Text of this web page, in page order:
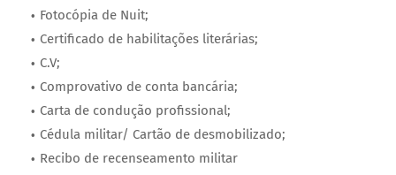
Fotocópia de Nuit;
Certificado de habilitações literárias;
C.V;
Comprovativo de conta bancária;
Carta de condução profissional;
Cédula militar/ Cartão de desmobilizado;
Recibo de recenseamento militar